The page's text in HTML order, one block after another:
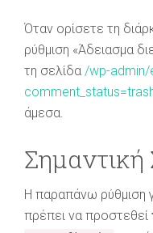
Όταν ορίσετε τη
ρύθμιση «Άδειασμα
τη σελίδα/wp-admin/
άμεσα.
Η παραπάνω ρύθμιση
πρέπει να προστεθεί